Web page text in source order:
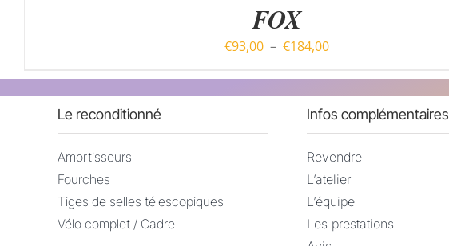
LES
OPTIONS
PEUVENT
CHOISIES
FOX
€93,00 – €184,00Plage
€93,00
à
€184,00
Le reconditionné
Amortisseurs
Fourches
Tiges de selles télescopiques
Vélo complet / Cadre
Infos complémentaires
Revendre
L’atelier
L’équipe
Les prestations